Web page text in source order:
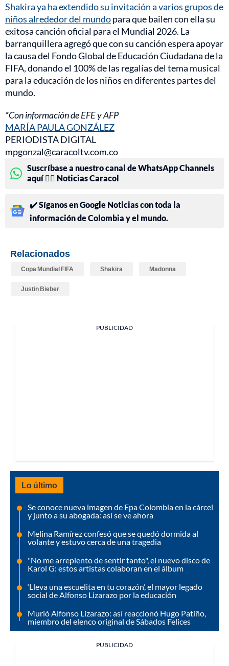
Shakira ya ha extendido su invitación a varios grupos de
niños alrededor del mundopara que bailen con ella su
exitosa canción oficial para el Mundial 2026. La
barranquillera agregó que con su canción espera apoyar
la causa del Fondo Global de Educación Ciudadana de la
FIFA, donando el 100% de las regalías del tema musical
para la educación de los niños en diferentes partes del
mundo.
*Con información de EFE y AFP
MARÍA PAULA GONZÁLEZ
PERIODISTA DIGITAL
mpgonzal@caracoltv.com.co
Suscríbase a nuestro canal de WhatsApp Channels
aquí 👉🏻 Noticias Caracol
✔️ Síganos en Google Noticias con toda la
información de Colombia y el mundo.
Relacionados
Copa Mundial FIFA Shakira Madonna
Justin Bieber
PUBLICIDAD
Lo último
Se conoce nueva imagen de Epa Colombia en la cárcel
y junto a su abogada: así se ve ahora
Melina Ramírez confesó que se quedó dormida al
volante y estuvo cerca de una tragedia
"No me arrepiento de sentir tanto", el nuevo disco de
Karol G: estos artistas colaboran en el álbum
‘Lleva una escuelita en tu corazón’, el mayor legado
social de Alfonso Lizarazo por la educación
Murió Alfonso Lizarazo: así reaccionó Hugo Patiño,
miembro del elenco original de Sábados Felices
PUBLICIDAD